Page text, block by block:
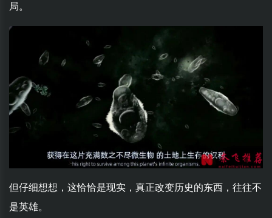
局。
但仔细想想，这恰恰是现实，真正改变历史的东西，往往不
是英雄。